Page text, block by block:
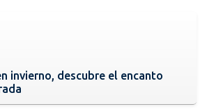
invierno, descubre el encanto